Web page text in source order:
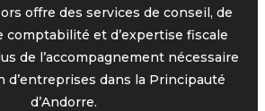
offre des services de conseil, de
comptabilité et d’expertise fiscale
de l’accompagnement nécessaire
d’entreprises dans la Principauté
d’Andorre.